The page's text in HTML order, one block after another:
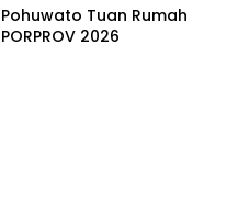
Pohuwato Tuan Rumah
PORPROV 2026